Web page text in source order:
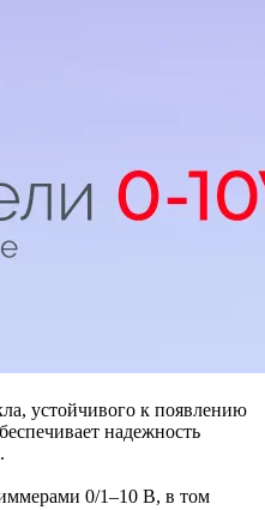
устойчивого к появлению
надежность
0/1–10 В, в том